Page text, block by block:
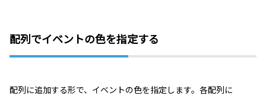
配列でイベントの色を指定する
配列に追加する形で、イベントの色を指定します。各配列に